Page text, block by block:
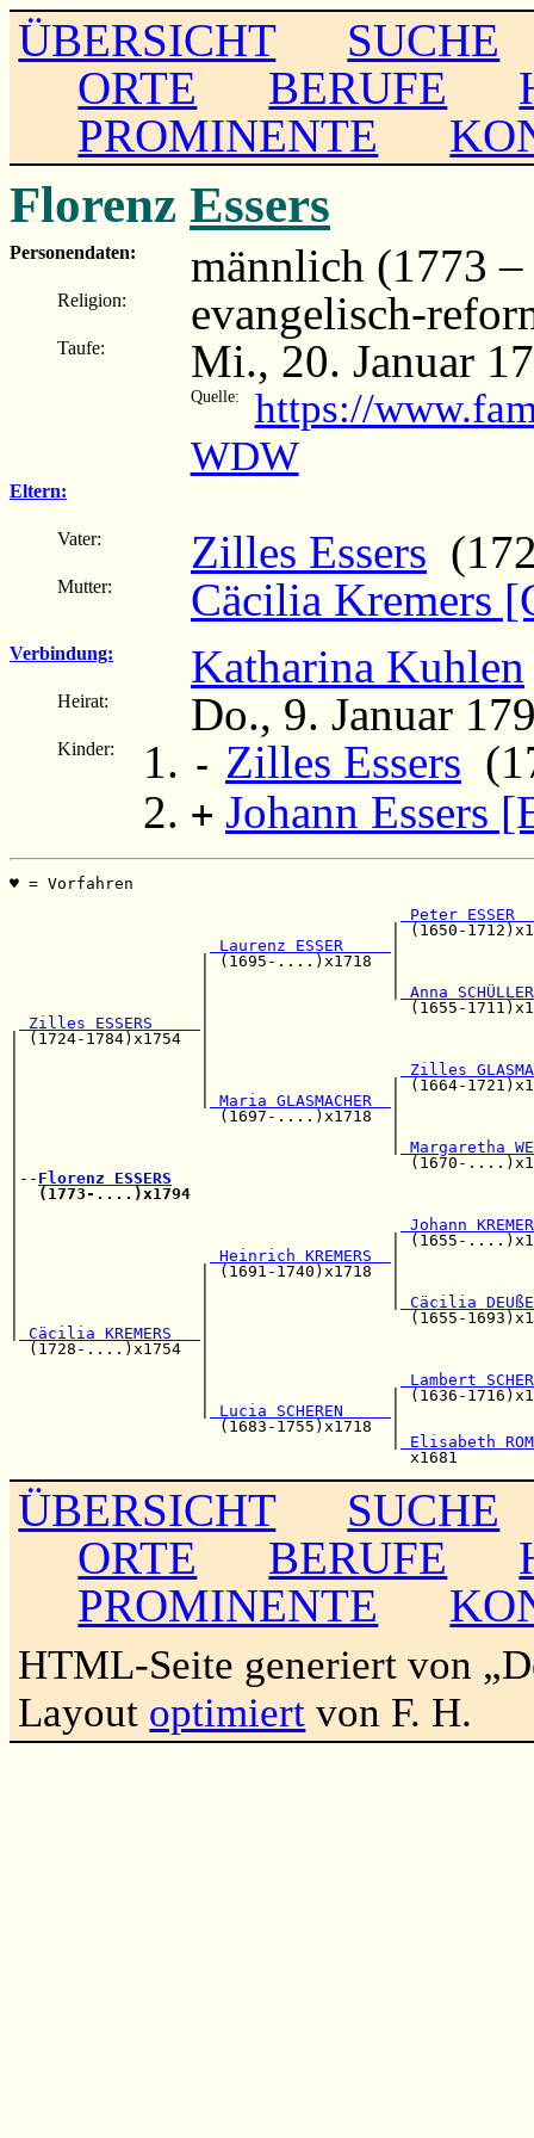
ÜBERSICHT
SUCHE
ORTE
BERUFE
PROMINENTE
Florenz Essers
Personendaten: männlich (1773
Religion: evangelisch-
Taufe: Mi., 20. Januar
Quelle:
https://
WDW
Eltern:
Vater: Zilles Essers
Mutter: Cäcilia Kremers
Verbindung: Katharina Kuhlen
Heirat: Do., 9. Januar
Kinder: - Zilles Essers
+ Johann Essers
♥ =
Peter
|
Laurenz ESSER
| (1695-
Anna
|
Zilles ESSERS
| (1724-
Zilles
|                   |                   | (1664-
Maria GLASMACHER
|                     (1697-
Margaretha
|                                         (1670-
|-- Florenz ESSERS
(1773-....)x1794
Johann
|                                       | (1655-
Heinrich KREMERS
|                   | (1691-
Cäcilia
|                   |                     (1655-
Cäcilia KREMERS
(1728-....)x1754
Lambert
|                   |
Lucia SCHEREN
(1683-1755)x1718
Elisabeth
ÜBERSICHT
SUCHE
ORTE
BERUFE
PROMINENTE
HTML-Seite generiert von
Layout optimiert von F. H.